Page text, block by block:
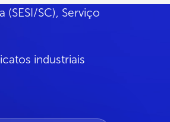
(SESI/SC), Serviço
industriais